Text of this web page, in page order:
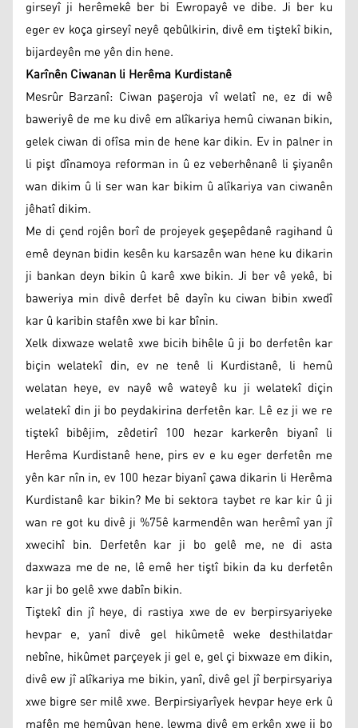
girseyî ji herêmekê ber bi Ewropayê ve dibe. Ji ber ku
eger ev koça girseyî neyê qebûlkirin, divê em tiştekî bikin,
bijardeyên me yên din hene.
Karînên Ciwanan li Herêma Kurdistanê
Mesrûr Barzanî: Ciwan paşeroja vî welatî ne, ez di wê
baweriyê de me ku divê em alîkariya hemû ciwanan bikin,
gelek ciwan di ofîsa min de hene kar dikin. Ev in palner in
li pişt dînamoya reforman in û ez veberhênanê li şiyanên
wan dikim û li ser wan kar bikim û alîkariya van ciwanên
jêhatî dikim.
Me di çend rojên borî de projeyek geşepêdanê ragihand û
emê deynan bidin kesên ku karsazên wan hene ku dikarin
ji bankan deyn bikin û karê xwe bikin. Ji ber vê yekê, bi
baweriya min divê derfet bê dayîn ku ciwan bibin xwedî
kar û karibin stafên xwe bi kar bînin.
Xelk dixwaze welatê xwe bicih bihêle û ji bo derfetên kar
biçin welatekî din, ev ne tenê li Kurdistanê, li hemû
welatan heye, ev nayê wê wateyê ku ji welatekî diçin
welatekî din ji bo peydakirina derfetên kar. Lê ez ji we re
tiştekî bibêjim, zêdetirî 100 hezar karkerên biyanî li
Herêma Kurdistanê hene, pirs ev e ku eger derfetên me
yên kar nîn in, ev 100 hezar biyanî çawa dikarin li Herêma
Kurdistanê kar bikin? Me bi sektora taybet re kar kir û ji
wan re got ku divê ji %75ê karmendên wan herêmî yan jî
xwecihî bin. Derfetên kar ji bo gelê me, ne di asta
daxwaza me de ne, lê emê her tiştî bikin da ku derfetên
kar ji bo gelê xwe dabîn bikin.
Tiştekî din jî heye, di rastiya xwe de ev berpirsyariyeke
hevpar e, yanî divê gel hikûmetê weke desthilatdar
nebîne, hikûmet parçeyek ji gel e, gel çi bixwaze em dikin,
divê ew jî alîkariya me bikin, yanî, divê gel jî berpirsyariya
xwe bigre ser milê xwe. Berpirsiyarîyek hevpar heye erk û